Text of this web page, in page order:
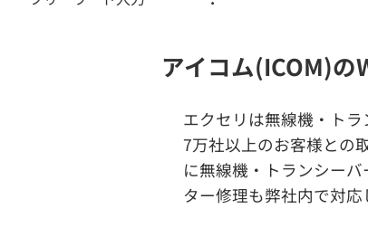
アイコム(ICOM)の
エクセリは無線機・ト
7万社以上のお客様との
に無線機・トランシー
ター修理も弊社内で対応